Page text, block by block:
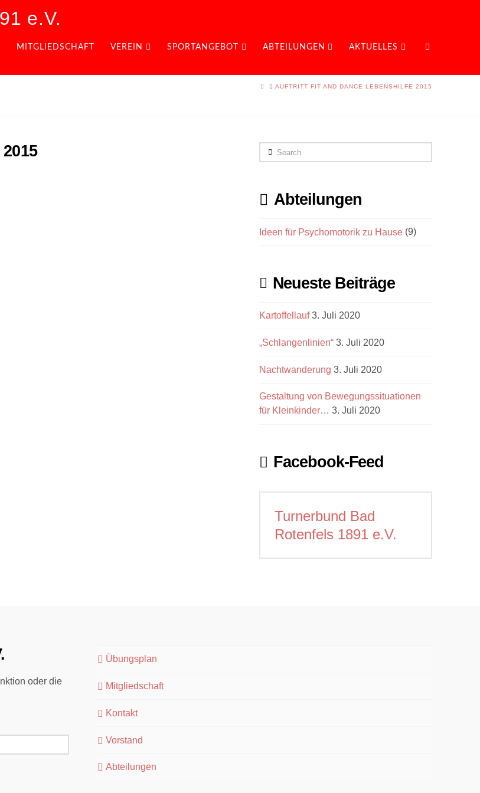
e.V.
MITGLIEDSCHAFT VEREIN SPORTANGEBOT ABTEILUNGEN AKTUELLES
HOMEAUFTRITT FIT AND DANCE LEBENSHILFE 2015
Search
Abteilungen
Ideen für Psychomotorik zu Hause (9)
Neueste Beiträge
Kartoffellauf 3. Juli 2020
„Schlangenlinien“ 3. Juli 2020
Nachtwanderung 3. Juli 2020
Gestaltung von Bewegungssituationen
für Kleinkinder… 3. Juli 2020
Facebook-Feed
Turnerbund Bad
Rotenfels 1891 e.V.
oder die
Übungsplan
Mitgliedschaft
Kontakt
Vorstand
Abteilungen